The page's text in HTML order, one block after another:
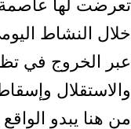
تعرضت لها
خلال النشاط
عبر الخروج في
والاستقلال
من هنا يبدو